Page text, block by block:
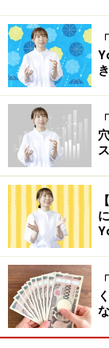
同社の創業は
手掛ける「浜
テレビ開発だ
技術の“究極”
求」を経営理
工技術を応用
した代表的製品
光電子増倍管
動車など様々
えと、市場をほ
それもそのは
量産品で世界
けが持つ技術